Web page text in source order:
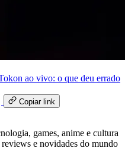
ao vivo: o que deu errado
Copiar link
games, anime e cultura
e novidades do mundo